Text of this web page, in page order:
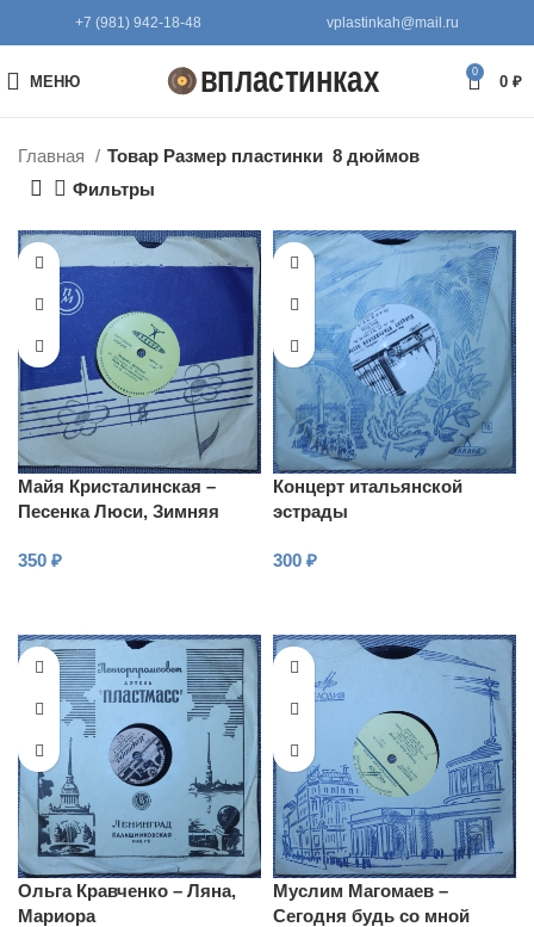
+7 (981) 942-18-48 vplastinkah@mail.ru
МЕНЮ
0
0 ₽
Главная Товар Размер пластинки 8 дюймов
Фильтры
Майя Кристалинская –
Песенка Люси, Зимняя
350 ₽
Концерт итальянской
эстрады
300 ₽
Ольга Кравченко – Ляна,
Мариора
Муслим Магомаев –
Сегодня будь со мной